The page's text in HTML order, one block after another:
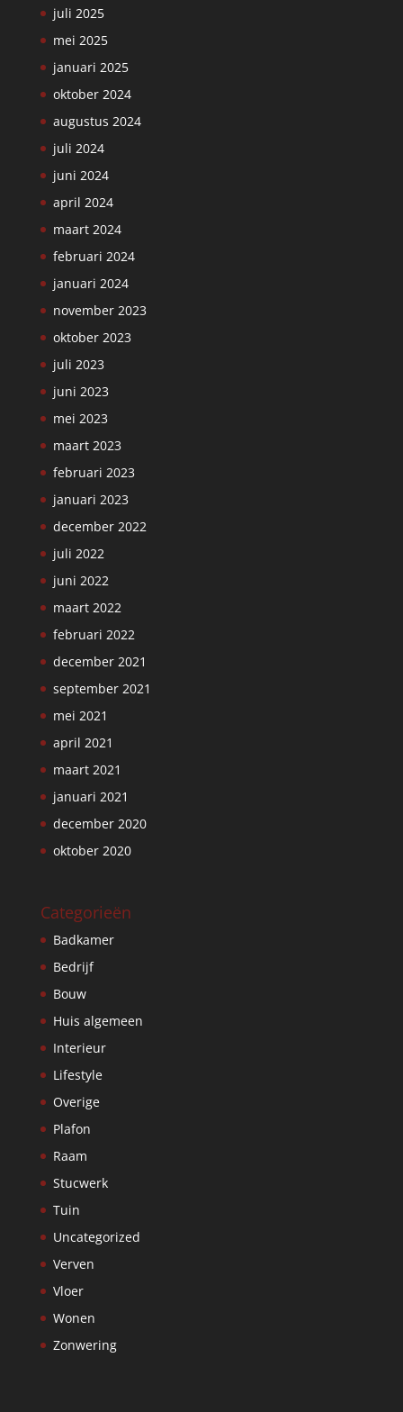
juli 2025
mei 2025
januari 2025
oktober 2024
augustus 2024
juli 2024
juni 2024
april 2024
maart 2024
februari 2024
januari 2024
november 2023
oktober 2023
juli 2023
juni 2023
mei 2023
maart 2023
februari 2023
januari 2023
december 2022
juli 2022
juni 2022
maart 2022
februari 2022
december 2021
september 2021
mei 2021
april 2021
maart 2021
januari 2021
december 2020
oktober 2020
Categorieën
Badkamer
Bedrijf
Bouw
Huis algemeen
Interieur
Lifestyle
Overige
Plafon
Raam
Stucwerk
Tuin
Uncategorized
Verven
Vloer
Wonen
Zonwering